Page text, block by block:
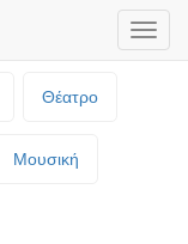
Θέατρο
Μουσική